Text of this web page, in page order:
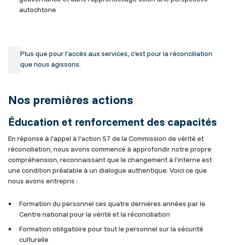
autochtone
Plus que pour l’accès aux services, c’est pour la réconciliation
que nous agissons.
Nos premières actions
Éducation et renforcement des capacités
En réponse à l’appel à l’action 57 de la Commission de vérité et
réconciliation, nous avons commencé à approfondir notre propre
compréhension, reconnaissant que le changement à l’interne est
une condition préalable à un dialogue authentique. Voici ce que
nous avons entrepris :
Formation du personnel ces quatre dernières années par le
Centre national pour la vérité et la réconciliation
Formation obligatoire pour tout le personnel sur la sécurité
culturelle